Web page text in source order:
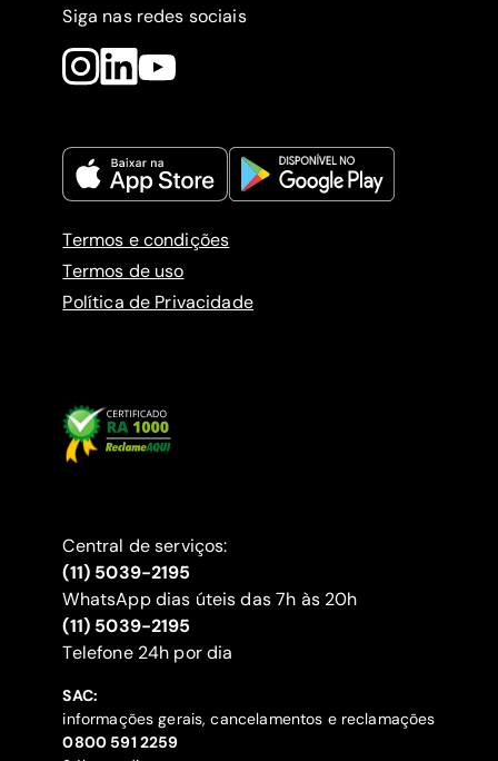
Siga nas redes sociais
Termos e condições
Termos de uso
Política de Privacidade
Central de serviços:
(11) 5039-2195
WhatsApp dias úteis das 7h às 20h
(11) 5039-2195
‍Telefone 24h por dia
SAC:
informações gerais, cancelamentos e reclamações
‍0800 591 2259